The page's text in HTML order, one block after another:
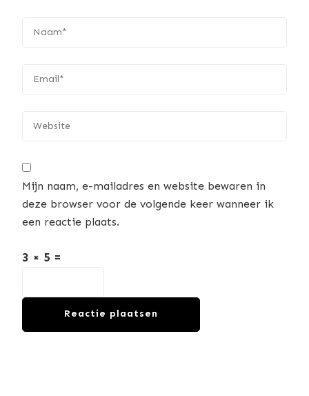
Mijn naam, e-mailadres en website bewaren in
deze browser voor de volgende keer wanneer ik
een reactie plaats.
3 × 5 =